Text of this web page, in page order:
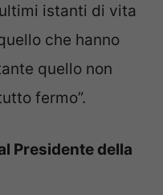
istanti di vita
che hanno
quello non
fermo”.
Presidente della